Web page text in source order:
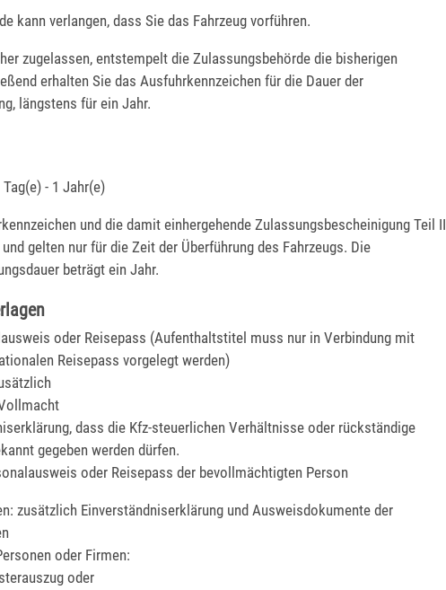
kann verlangen, dass Sie das Fahrzeug vorführen.
zugelassen, entstempelt die Zulassungsbehörde die bisherigen
erhalten Sie das Ausfuhrkennzeichen für die Dauer der
längstens für ein Jahr.
- 1 Jahr(e)
und die damit einhergehende Zulassungsbescheinigung Teil II
gelten nur für die Zeit der Überführung des Fahrzeugs. Die
beträgt ein Jahr.
oder Reisepass (Aufenthaltstitel muss nur in Verbindung mit
Reisepass vorgelegt werden)
dass die Kfz-steuerlichen Verhältnisse oder rückständige
gegeben werden dürfen.
oder Reisepass der bevollmächtigten Person
zusätzlich Einverständniserklärung und Ausweisdokumente der
oder Firmen:
oder